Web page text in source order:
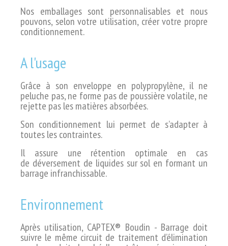
Nos emballages sont personnalisables et nous
pouvons, selonvotre utilisation, créer votre propre
conditionnement.
A l'usage
Grâce à son enveloppe en polypropylène, il ne
peluche pas, ne forme pas de poussièrevolatile, ne
rejette pas les matièresabsorbées.
Son conditionnement lui permet de s’adapter à
toutes les contraintes.
Il assure une rétention optimale en cas
de déversement de liquides sur sol en formant un
barrage infranchissable.
Environnement
Après utilisation, CAPTEX® Boudin - Barrage doit
suivre le même circuit de traitement d’élimination